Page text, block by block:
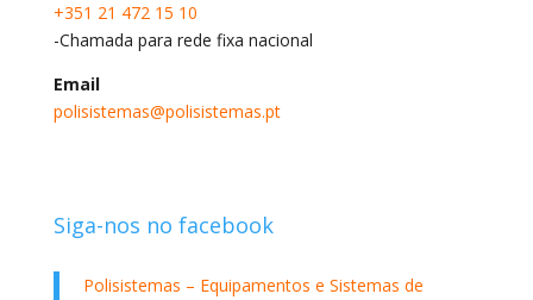
+351 21 472 15 10
-Chamada para rede fixa nacional
Email
polisistemas@polisistemas.pt
Siga-nos no facebook
Polisistemas – Equipamentos e Sistemas de